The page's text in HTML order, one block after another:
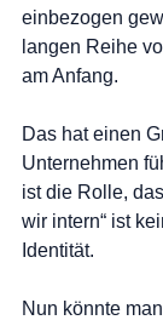
einbezogen
langen Reihe
am Anfang.
Das hat einen
Unternehmen
ist die Rolle,
wir intern“ ist
Identität.
Nun könnte